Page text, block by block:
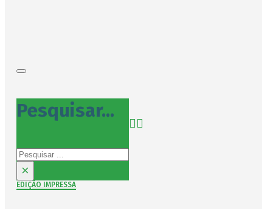
Pesquisar...
Pesquisar
×
EDIÇÃO IMPRESSA